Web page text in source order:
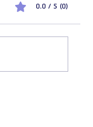
0.0 / 5 (0)